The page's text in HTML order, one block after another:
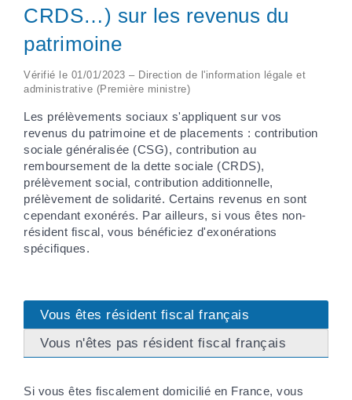
CRDS…) sur les revenus du
patrimoine
Vérifié le 01/01/2023 – Direction de l'information légale et
administrative (Première ministre)
Les prélèvements sociaux s'appliquent sur vos
revenus du patrimoine et de placements : contribution
sociale généralisée (CSG), contribution au
remboursement de la dette sociale (CRDS),
prélèvement social, contribution additionnelle,
prélèvement de solidarité. Certains revenus en sont
cependant exonérés. Par ailleurs, si vous êtes non-
résident fiscal, vous bénéficiez d'exonérations
spécifiques.
Vous êtes résident fiscal français
Vous n'êtes pas résident fiscal français
Si vous êtes fiscalement domicilié en France, vous